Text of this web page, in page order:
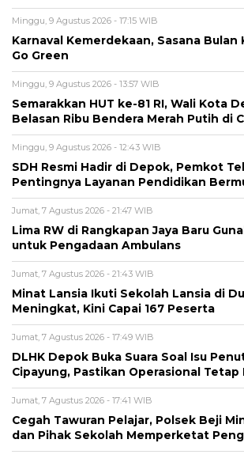
Minggu, 9 Agustus 2026 - 17:15 WIB
Karnaval Kemerdekaan, Sasana Bulan
Go Green
Minggu, 9 Agustus 2026 - 13:57 WIB
Semarakkan HUT ke-81 RI, Wali Kota
Belasan Ribu Bendera Merah Putih di
Minggu, 9 Agustus 2026 - 12:43 WIB
SDH Resmi Hadir di Depok, Pemkot
Pentingnya Layanan Pendidikan
Jumat, 7 Agustus 2026 - 21:47 WIB
Lima RW di Rangkapan Jaya Baru
untuk Pengadaan Ambulans
Jumat, 7 Agustus 2026 - 21:43 WIB
Minat Lansia Ikuti Sekolah Lansia di
Meningkat, Kini Capai 167 Peserta
Jumat, 7 Agustus 2026 - 17:49 WIB
DLHK Depok Buka Suara Soal Isu
Cipayung, Pastikan Operasional Tetap
Jumat, 7 Agustus 2026 - 17:41 WIB
Cegah Tawuran Pelajar, Polsek Beji
dan Pihak Sekolah Memperketat